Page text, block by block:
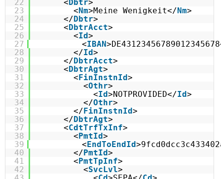
22
< Dbtr>
23
< Nm>Meine Wenigkeit</ Nm>
24
</ Dbtr>
25
< DbtrAcct>
26
<Id>
27
<IBAN
28
</Id>
29
</ DbtrAcct>
30
< DbtrAgt>
31
< FinInstnId>
32
<Othr>
33
<Id>NOTPROVIDED</Id>
34
</Othr>
35
</ FinInstnId>
36
</ DbtrAgt>
37
<CdtTrfTxInf>
38
< PmtId>
39
< EndToEndId
40
</ PmtId>
41
< PmtTpInf>
42
<SvcLvl>